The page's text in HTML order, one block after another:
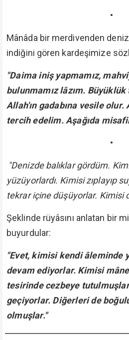
•
Mânâda bir merdivenden
indiğini gören kardeşimize
"Daima iniş yapmamız,
bulunmamız lâzım.
Allah'ın gadabına vesile olur.
tercih edelim. Aşağıda
•
"Denizde balıklar gördüm.
yüzüyorlardı. Kimisi zıplayıp
tekrar içine düşüyorlar. Kimisi
Şeklinde rüyâsını anlatan bir
buyurdular:
"Evet, kimisi kendi âleminde
devam ediyorlar. Kimisi
tesirinde cezbeye
geçiyorlar. Diğerleri de
olmuşlar."